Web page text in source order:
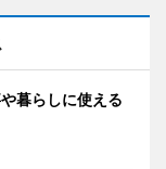
暮らしに使える